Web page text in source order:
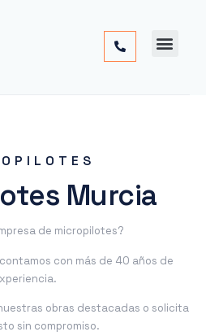
Murcia
de micropilotes?
con más de 40 años de
obras destacadas o solicita
sin compromiso.